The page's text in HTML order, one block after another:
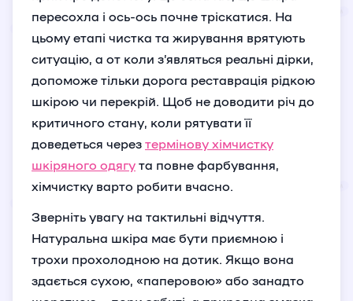
пересохла і ось-ось почне тріскатися. На
цьому етапі чистка та жирування врятують
ситуацію, а от коли з’являться реальні дірки,
допоможе тільки дорога реставрація рідкою
шкірою чи перекрій. Щоб не доводити річ до
критичного стану, коли рятувати її
доведеться через термінову хімчистку
шкіряного одягу та повне фарбування,
хімчистку варто робити вчасно.
Зверніть увагу на тактильні відчуття.
Натуральна шкіра має бути приємною і
трохи прохолодною на дотик. Якщо вона
здається сухою, «паперовою» або занадто